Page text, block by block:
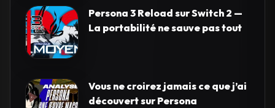
Persona 3 Reload sur Switch 2 —
La portabilité ne sauve pas tout
Vous ne croirez jamais ce que j’ai
découvert sur Persona